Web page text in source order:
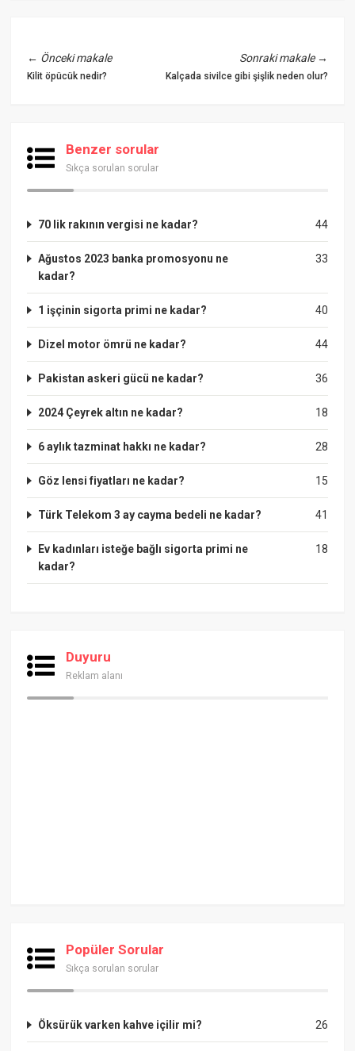
← Önceki makale
Kilit öpücük nedir?
Sonraki makale→
Kalçada sivilce gibi şişlik neden olur?
Benzer sorular
Sıkça sorulan sorular
44
70 lik rakının vergisi ne kadar?
33
Ağustos 2023 banka promosyonu ne
kadar?
40
1 işçinin sigorta primi ne kadar?
44
Dizel motor ömrü ne kadar?
36
Pakistan askeri gücü ne kadar?
18
2024 Çeyrek altın ne kadar?
28
6 aylık tazminat hakkı ne kadar?
15
Göz lensi fiyatları ne kadar?
41
Türk Telekom 3 ay cayma bedeli ne kadar?
18
Ev kadınları isteğe bağlı sigorta primi ne
kadar?
Duyuru
Reklam alanı
Popüler Sorular
Sıkça sorulan sorular
26
Öksürük varken kahve içilir mi?